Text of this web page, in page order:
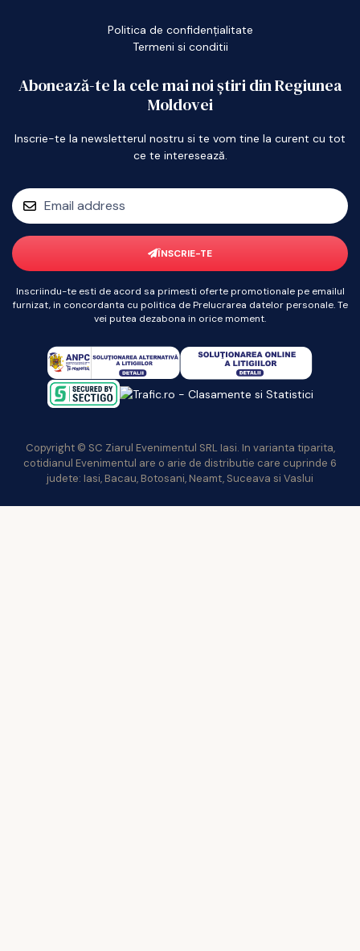
Politica de confidențialitate
Termeni si conditii
Abonează-te la cele mai noi știri din Regiunea
Moldovei
Inscrie-te la newsletterul nostru si te vom tine la curent cu tot
ce te interesează.
ÎNSCRIE-TE
Inscriindu-te esti de acord sa primesti oferte promotionale pe emailul
furnizat, in concordanta cu politica de Prelucrarea datelor personale. Te
vei putea dezabona in orice moment.
Copyright © SC Ziarul Evenimentul SRL Iasi. In varianta tiparita,
cotidianul Evenimentul are o arie de distributie care cuprinde 6
judete: Iasi, Bacau, Botosani, Neamt, Suceava si Vaslui